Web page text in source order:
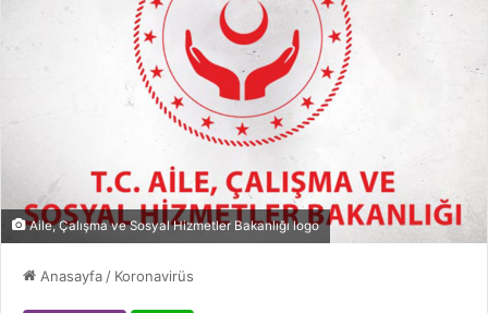
Aile, Çalışma ve Sosyal Hizmetler Bakanlığı logo
Anasayfa / Koronavirüs